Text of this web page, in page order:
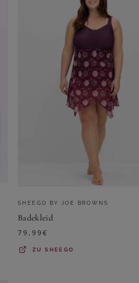
SHEEGO BY JOE BROWNS
Badekleid
79,99€
ZUSHEEGO